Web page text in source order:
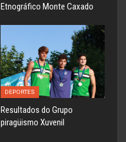
Etnográfico Monte Caxado
DEPORTES
Resultados do Grupo
piragüismo Xuvenil